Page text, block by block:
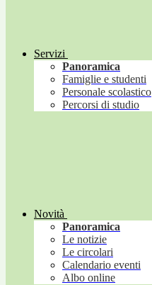
Servizi
Panoramica
Famiglie e studenti
Personale scolastico
Percorsi di studio
Novità
Panoramica
Le notizie
Le circolari
Calendario eventi
Albo online